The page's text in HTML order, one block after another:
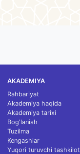
AKADEMIYA
Rahbariyat
Akademiya haqida
Akademiya tarixi
Bog'lanish
Tuzilma
Kengashlar
Yuqori turuvchi tashkilot